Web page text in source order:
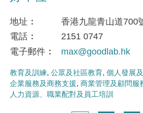
地址
香港九龍青山道700
電話
2151 0747
電子郵件
max@goodlab.hk
教育及訓練 公眾及社區教育 個人發展
企業服務及商務支援 商業管理及顧問服
人力資源、職業配對及員工培訓